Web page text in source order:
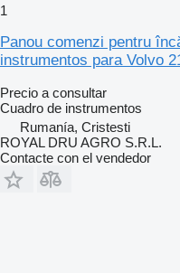
1
Panou comenzi pentru
instrumentos para Volvo
Precio a consultar
Cuadro de instrumentos
Rumanía, Cristesti
ROYAL DRU AGRO S.R.L.
Contacte con el vendedor